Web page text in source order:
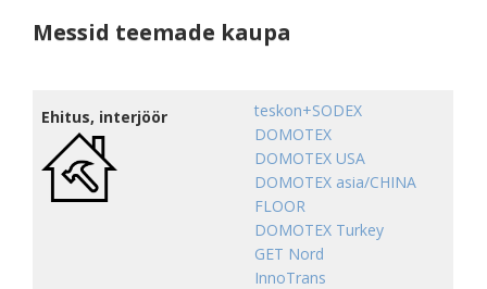
Messid teemade kaupa
Ehitus, interjöör
teskon+SODEX
DOMOTEX
DOMOTEX USA
DOMOTEX asia/CHINA
FLOOR
DOMOTEX Turkey
GET Nord
InnoTrans